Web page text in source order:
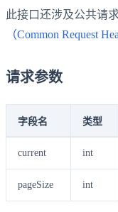
此接口还涉及公共请
（Common Request
请求参数
字段名 类型
current int
pageSize int